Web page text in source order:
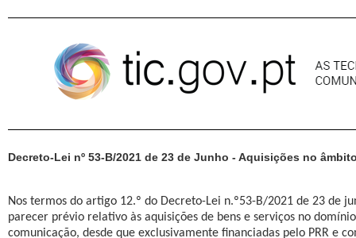
Decreto-Lei nº 53-B/2021 de 23 de Junho - Aquisições no
Nos termos do artigo 12.º do Decreto-Lei n.º53-B/2021 de 23 de
parecer prévio relativo às aquisições de bens e serviços no
comunicação, desde que exclusivamente financiadas pelo PRR e